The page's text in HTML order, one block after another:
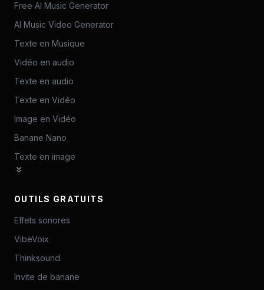
Free AI Music Generator
AI Music Video Generator
Texte en Musique
Vidéo en audio
Texte en audio
Texte en Vidéo
Image en Vidéo
Banane Nano
Texte en image
OUTILS GRATUITS
Effets sonores
VibeVoix
Thinksound
Invite de banane